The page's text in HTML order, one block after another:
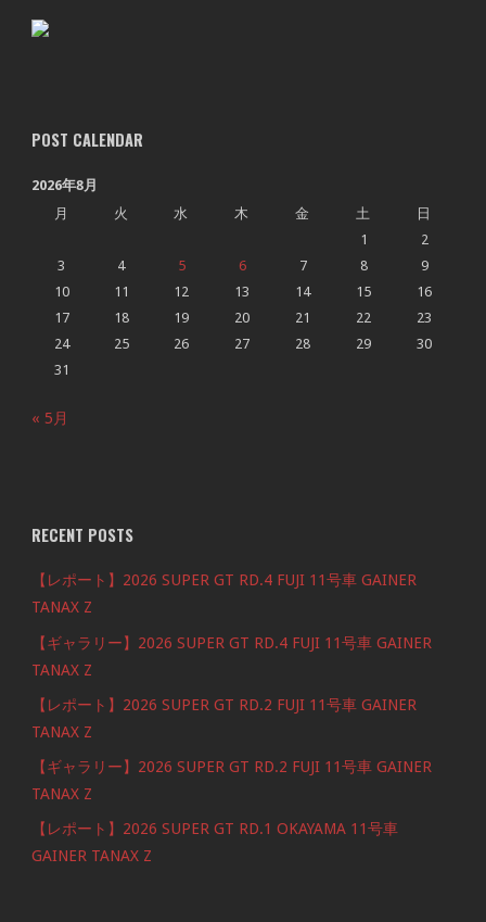
POST CALENDAR
2026年8月
月
火 水 木 金 土
日
1
2
3
4 5 6 7 8
9
10
11 12 13 14 15
16
17
18 19 20 21 22
23
24
25 26 27 28 29
30
31
« 5月
RECENT POSTS
【レポート】2026 SUPER GT RD.4 FUJI 11号車 GAINER
TANAX Z
【ギャラリー】2026 SUPER GT RD.4 FUJI 11号車 GAINER
TANAX Z
【レポート】2026 SUPER GT RD.2 FUJI 11号車 GAINER
TANAX Z
【ギャラリー】2026 SUPER GT RD.2 FUJI 11号車 GAINER
TANAX Z
【レポート】2026 SUPER GT RD.1 OKAYAMA 11号車
GAINER TANAX Z